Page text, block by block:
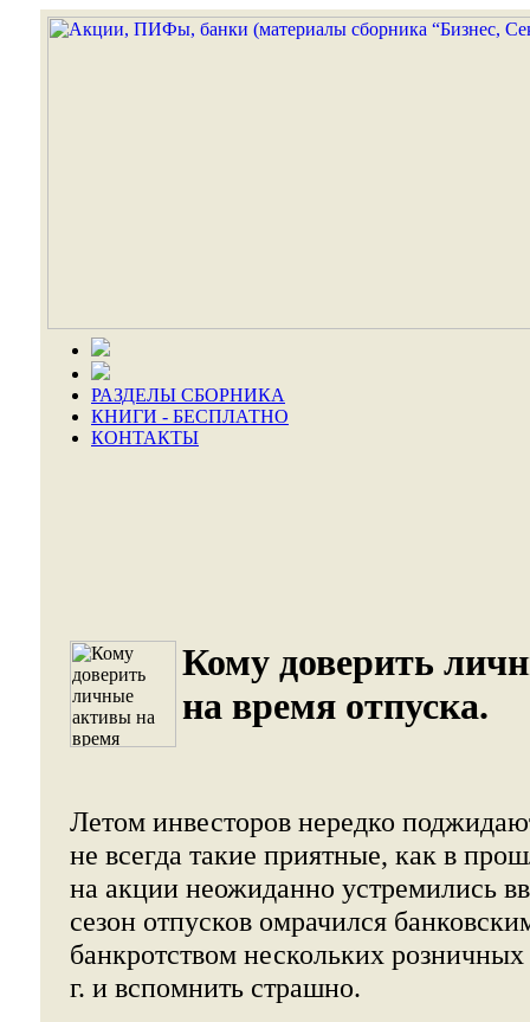
РАЗДЕЛЫ СБОРНИКА
КНИГИ - БЕСПЛАТНО
КОНТАКТЫ
Кому доверить
на время отпуска.
Летом инвесторов нередко
не всегда такие приятные, как в
на акции неожиданно устремились
сезон отпусков омрачился
банкротством нескольких
г. и вспомнить страшно.